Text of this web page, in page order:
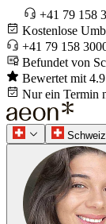
+41 79 158
Kostenlose
+41 79 158
Befundet von
Bewertet mit
Nur ein Termin
Schweiz